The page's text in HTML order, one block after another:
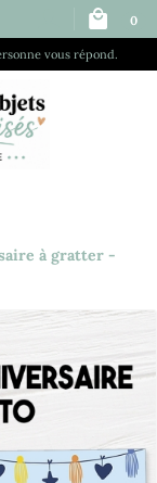
vous répond.
0
à gratter -